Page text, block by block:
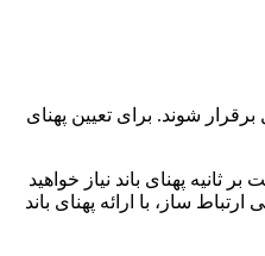
شوند. برای تعیین پهنای
کیفیت استاندارد، به حدود 100 کیلوبیت بر ثانیه پهنای باند نیاز است. بنابراین، اگر به طور معمول 10 تماس همزمان دارید، به حداقل 1 مگابیت بر ثانیه پهنای باند نیاز خواهید
ساز، با ارائه پهنای باند